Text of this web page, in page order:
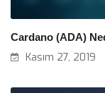
Cardano (ADA)
Kasım 27, 2019